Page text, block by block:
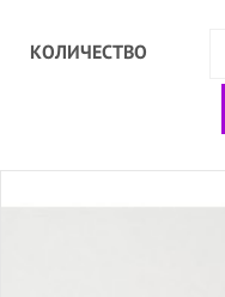
КОЛИЧЕСТВО